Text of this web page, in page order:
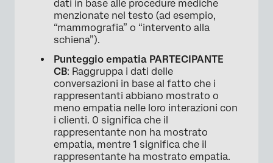
dati in base alle procedure mediche
menzionate nel testo (ad esempio,
“mammografia” o “intervento alla
schiena”).
Punteggio empatia PARTECIPANTE
CB: Raggruppa i dati delle
conversazioni in base al fatto che i
rappresentanti abbiano mostrato o
meno empatia nelle loro interazioni con
i clienti. 0 significa che il
rappresentante non ha mostrato
empatia, mentre 1 significa che il
rappresentante ha mostrato empatia.